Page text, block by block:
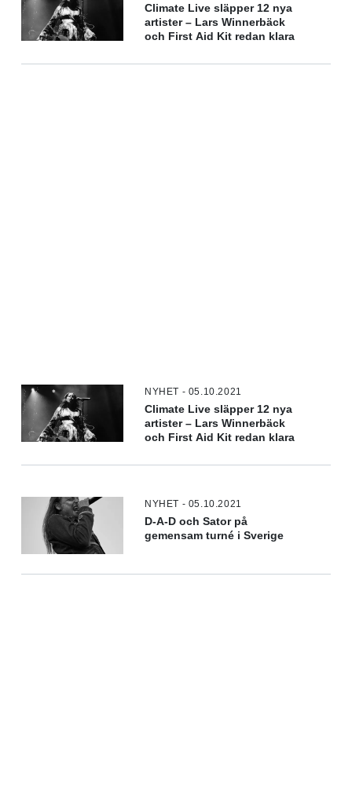
Climate Live släpper 12 nya
artister – Lars Winnerbäck
och First Aid Kit redan klara
NYHET - 05.10.2021
Climate Live släpper 12 nya
artister – Lars Winnerbäck
och First Aid Kit redan klara
NYHET - 05.10.2021
D-A-D och Sator på
gemensam turné i Sverige